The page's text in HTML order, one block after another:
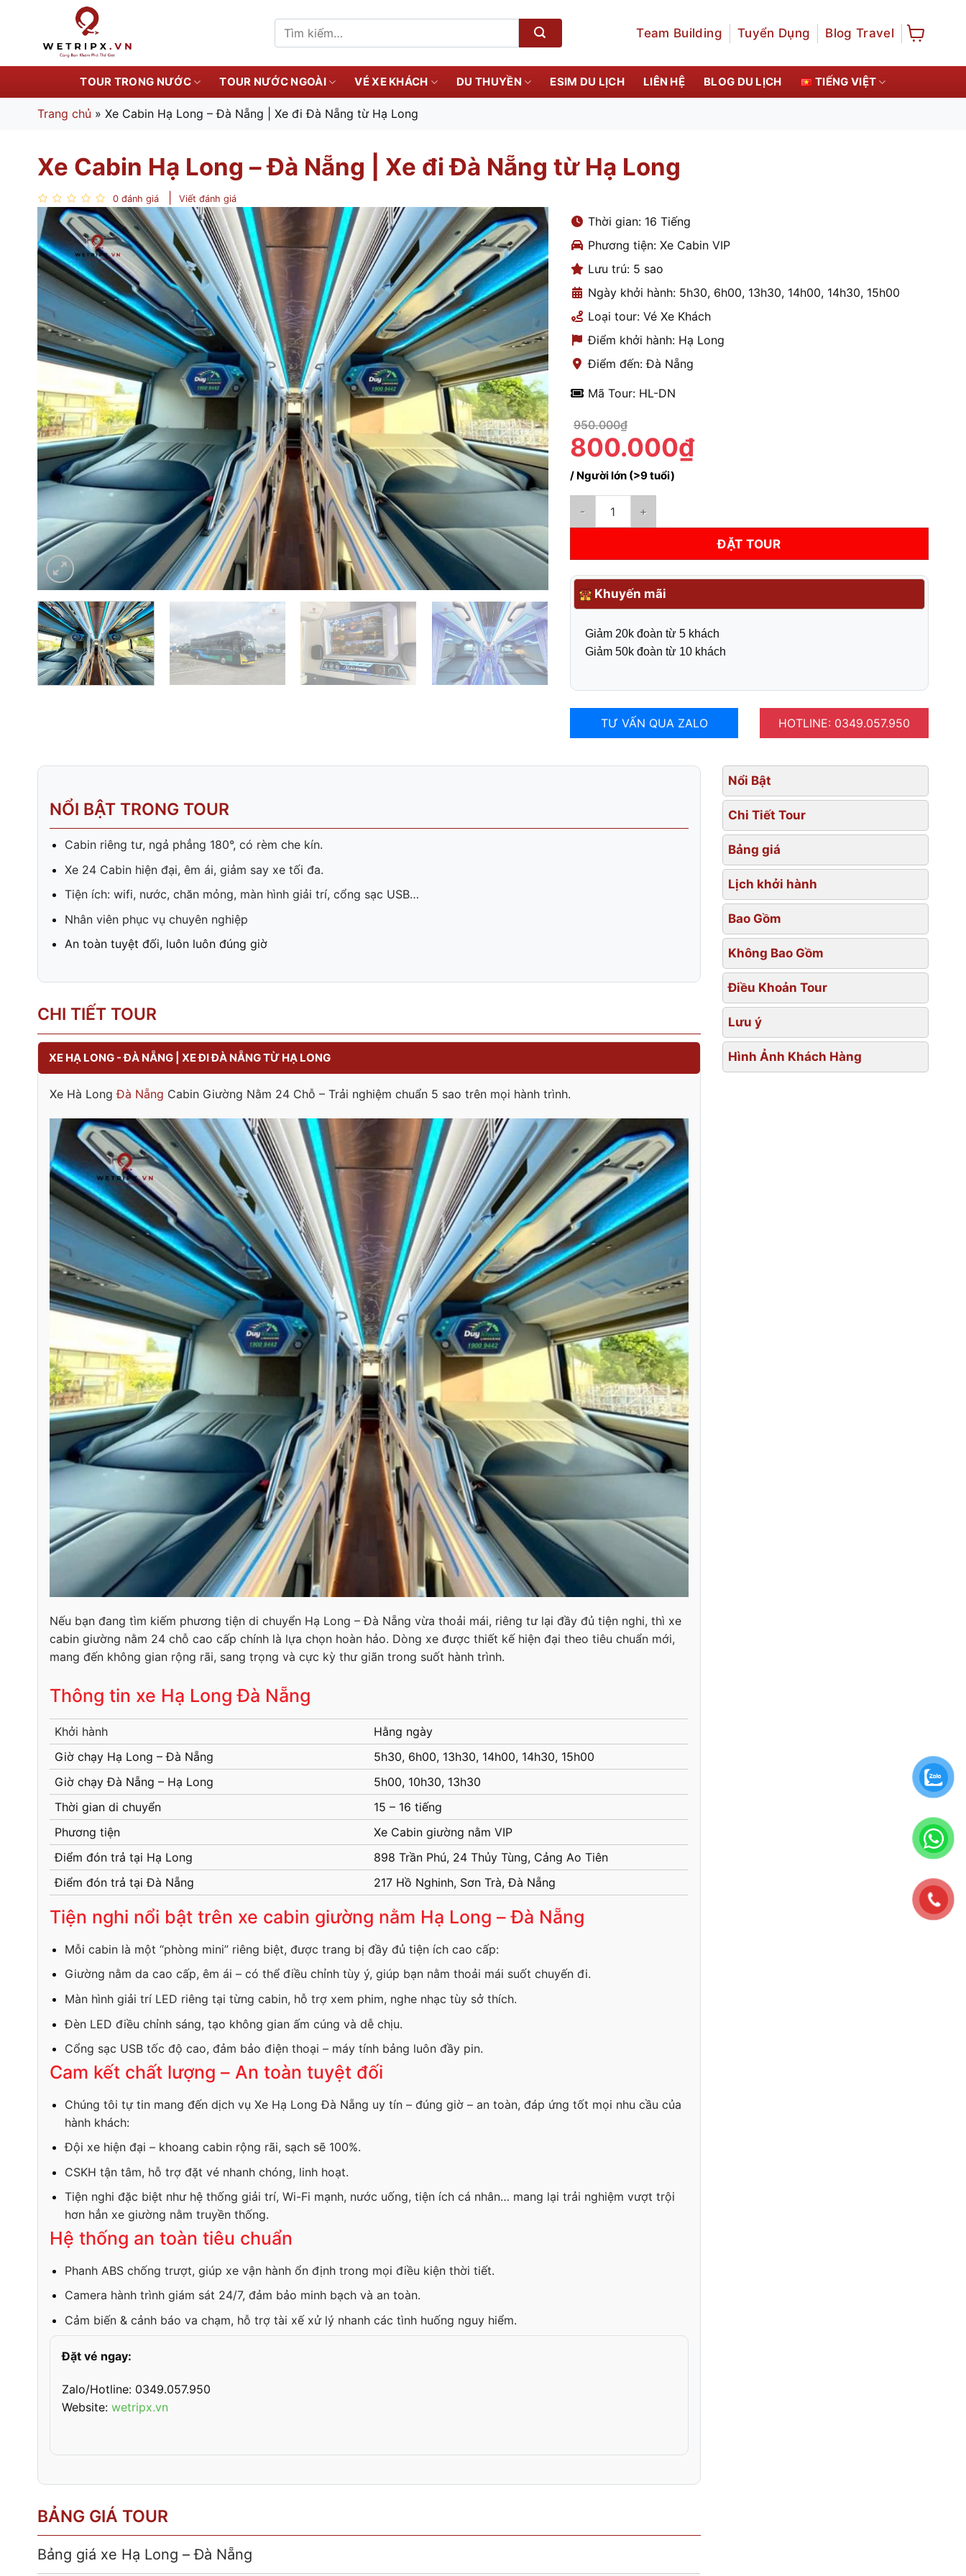
kiếm:
Team Building Tuyển Dụng Blog Travel
TOUR TRONG NƯỚC TOUR NƯỚC NGOÀI VÉ XE KHÁCH DU THUYỀN ESIM DU LỊCH LIÊN HỆ BLOG DU LỊCH TIẾNG VIỆT
Trang chủ » Xe Cabin Hạ Long – Đà Nẵng | Xe đi Đà Nẵng từ Hạ Long
Xe Cabin Hạ Long – Đà Nẵng | Xe đi Đà Nẵng từ Hạ Long
0 đánh giá Viết đánh giá
Thời gian: 16 Tiếng
Phương tiện: Xe Cabin VIP
Lưu trú: 5 sao
Ngày khởi hành: 5h30, 6h00, 13h30, 14h00, 14h30, 15h00
Loại tour: Vé Xe Khách
Điểm khởi hành: Hạ Long
Điểm đến: Đà Nẵng
Mã Tour: HL-DN
950.000₫
800.000₫
/ Người lớn (>9 tuổi)
ĐẶT TOUR
Khuyến mãi
Giảm 20k đoàn từ 5 khách
Giảm 50k đoàn từ 10 khách
TƯ VẤN QUA ZALO HOTLINE: 0349.057.950
NỔI BẬT TRONG TOUR
Cabin riêng tư, ngả phẳng 180°, có rèm che kín.
Xe 24 Cabin hiện đại, êm ái, giảm say xe tối đa.
Tiện ích: wifi, nước, chăn mỏng, màn hình giải trí, cổng sạc USB…
Nhân viên phục vụ chuyên nghiệp
An toàn tuyệt đối, luôn luôn đúng giờ
CHI TIẾT TOUR
XE HẠ LONG - ĐÀ NẴNG | XE ĐI ĐÀ NẴNG TỪ HẠ LONG
Xe Hà LongĐà Nẵng Cabin Giường Nằm 24 Chỗ – Trải nghiệm chuẩn 5 sao trên mọi hành trình.
Nếu bạn đang tìm kiếm phương tiện di chuyển Hạ Long – Đà Nẵng vừa thoải mái, riêng tư lại đầy đủ tiện nghi, thì xe
cabin giường nằm 24 chỗ cao cấp chính là lựa chọn hoàn hảo. Dòng xe được thiết kế hiện đại theo tiêu chuẩn mới,
mang đến không gian rộng rãi, sang trọng và cực kỳ thư giãn trong suốt hành trình.
Thông tin xe Hạ Long Đà Nẵng
Khởi hành
Hằng ngày
Giờ chạy Hạ Long – Đà Nẵng
5h30, 6h00, 13h30, 14h00, 14h30, 15h00
Giờ chạy Đà Nẵng – Hạ Long
5h00, 10h30, 13h30
Thời gian di chuyển
15 – 16 tiếng
Phương tiện
Xe Cabin giường nằm VIP
Điểm đón trả tại Hạ Long
898 Trần Phú, 24 Thủy Tùng, Cảng Ao Tiên
Điểm đón trả tại Đà Nẵng
217 Hồ Nghinh, Sơn Trà, Đà Nẵng
Tiện nghi nổi bật trên xe cabin giường nằm Hạ Long – Đà Nẵng
Mỗi cabin là một “phòng mini” riêng biệt, được trang bị đầy đủ tiện ích cao cấp:
Giường nằm da cao cấp, êm ái – có thể điều chỉnh tùy ý, giúp bạn nằm thoải mái suốt chuyến đi.
Màn hình giải trí LED riêng tại từng cabin, hỗ trợ xem phim, nghe nhạc tùy sở thích.
Đèn LED điều chỉnh sáng, tạo không gian ấm cúng và dễ chịu.
Cổng sạc USB tốc độ cao, đảm bảo điện thoại – máy tính bảng luôn đầy pin.
Cam kết chất lượng – An toàn tuyệt đối
Chúng tôi tự tin mang đến dịch vụ Xe Hạ Long Đà Nẵng uy tín – đúng giờ – an toàn, đáp ứng tốt mọi nhu cầu của
hành khách:
Đội xe hiện đại – khoang cabin rộng rãi, sạch sẽ 100%.
CSKH tận tâm, hỗ trợ đặt vé nhanh chóng, linh hoạt.
Tiện nghi đặc biệt như hệ thống giải trí, Wi-Fi mạnh, nước uống, tiện ích cá nhân… mang lại trải nghiệm vượt trội
hơn hẳn xe giường nằm truyền thống.
Hệ thống an toàn tiêu chuẩn
Phanh ABS chống trượt, giúp xe vận hành ổn định trong mọi điều kiện thời tiết.
Camera hành trình giám sát 24/7, đảm bảo minh bạch và an toàn.
Cảm biến & cảnh báo va chạm, hỗ trợ tài xế xử lý nhanh các tình huống nguy hiểm.
Đặt vé ngay:
Zalo/Hotline: 0349.057.950
Website: wetripx.vn
BẢNG GIÁ TOUR
Bảng giá xe Hạ Long – Đà Nẵng
Nổi Bật
Chi Tiết Tour
Bảng giá
Lịch khởi hành
Bao Gồm
Không Bao Gồm
Điều Khoản Tour
Lưu ý
Hình Ảnh Khách Hàng